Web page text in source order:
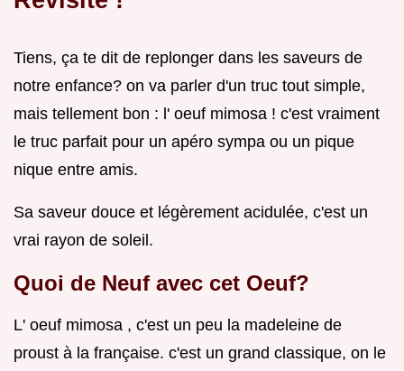
Tiens, ça te dit de replonger dans les saveurs de
notre enfance? on va parler d'un truc tout simple,
mais tellement bon : l' oeuf mimosa ! c'est vraiment
le truc parfait pour un apéro sympa ou un pique
nique entre amis.
Sa saveur douce et légèrement acidulée, c'est un
vrai rayon de soleil.
Quoi de Neuf avec cet Oeuf?
L' oeuf mimosa , c'est un peu la madeleine de
proust à la française. c'est un grand classique, on le